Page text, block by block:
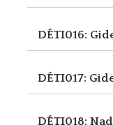
DÉTI016:
DÉTI017:
DÉTI018: